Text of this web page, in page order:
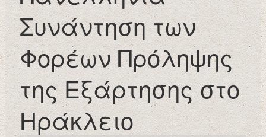
Συνάντηση των
Φορέων Πρόληψης
της Εξάρτησης στο
Ηράκλειο